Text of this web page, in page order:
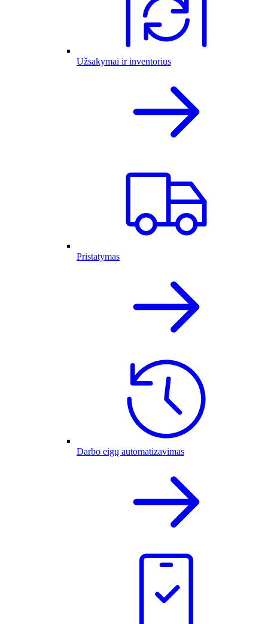
Užsakymai ir inventorius
Pristatymas
Darbo eigų automatizavimas